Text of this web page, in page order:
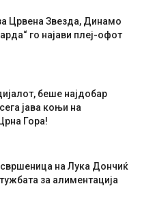
Црвена Звезда, Динамо
го најави плеј-офот
беше најдобар
јава коњи на
Гора!
на Лука Дончиќ
за алиментација